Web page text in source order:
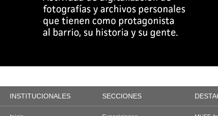
INSTITUCIONALES SECCIONES